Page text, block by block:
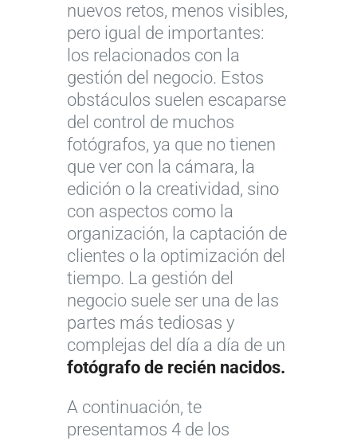
nuevos retos, menos visibles,
pero igual de importantes:
los relacionados con la
gestión del negocio. Estos
obstáculos suelen escaparse
del control de muchos
fotógrafos, ya que no tienen
que ver con la cámara, la
edición o la creatividad, sino
con aspectos como la
organización, la captación de
clientes o la optimización del
tiempo. La gestión del
negocio suele ser una de las
partes más tediosas y
complejas del día a día de un
fotógrafo de recién nacidos.
A continuación, te
presentamos 4 de los